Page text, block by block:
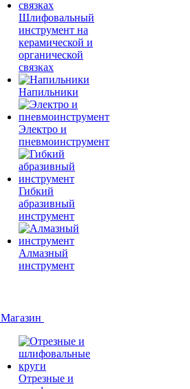
Шлифовальный
инструмент на
керамической и
органической
связках
Напильники
Электро и
пневмоинструмент
Гибкий
абразивный
инструмент
Алмазный
инструмент
Магазин
Отрезные и